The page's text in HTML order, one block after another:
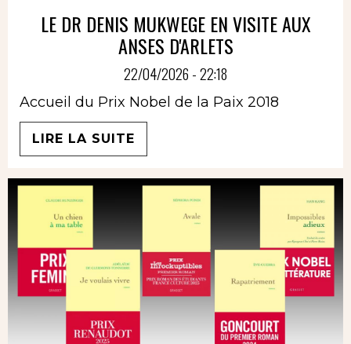
LE DR DENIS MUKWEGE EN VISITE AUX
ANSES D'ARLETS
22/04/2026 - 22:18
Accueil du Prix Nobel de la Paix 2018
LIRE LA SUITE